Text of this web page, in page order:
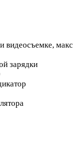
видеосъемке, макс
зарядки